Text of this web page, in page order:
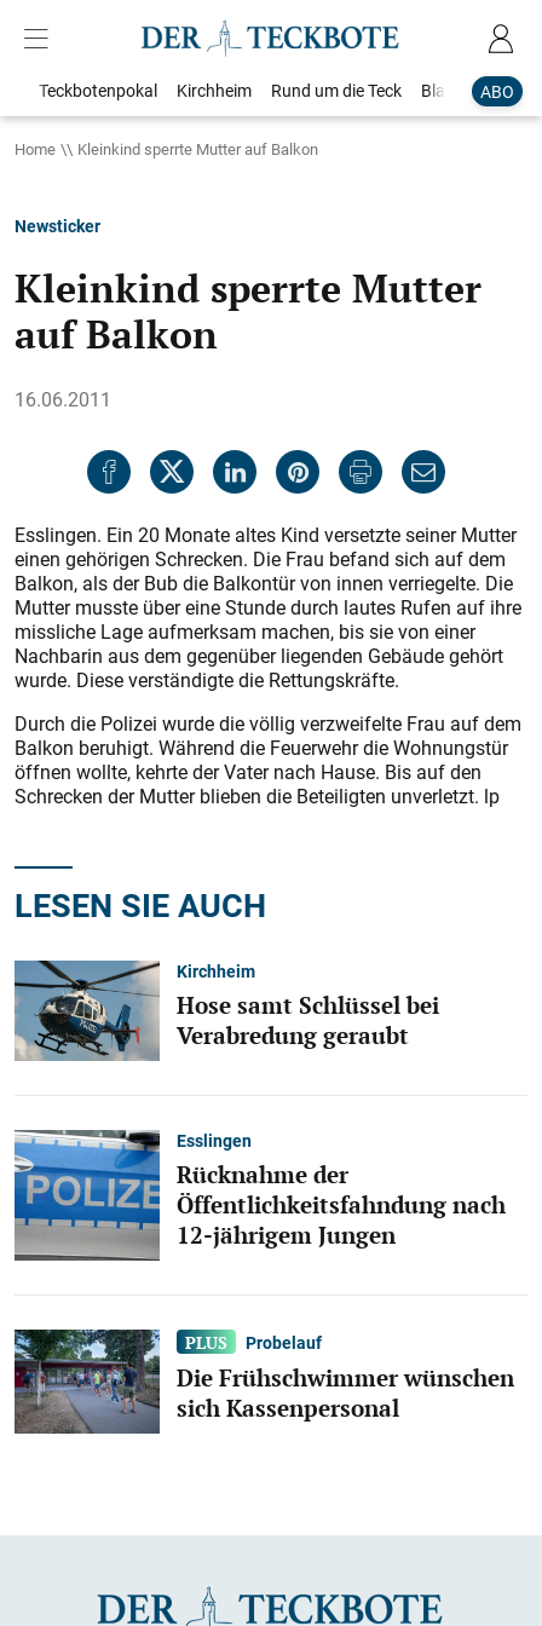
ABO
Teckbotenpokal Kirchheim Rund um die Teck Blaulicht
Home Kleinkind sperrte Mutter auf Balkon
Newsticker
Kleinkind sperrte Mutter
auf Balkon
16.06.2011
Esslingen. Ein 20 Monate altes Kind versetzte seiner Mutter
einen gehörigen Schrecken. Die Frau befand sich auf dem
Balkon, als der Bub die Balkontür von innen verriegelte. Die
Mutter musste über eine Stunde durch lautes Rufen auf ihre
missliche Lage aufmerksam machen, bis sie von einer
Nachbarin aus dem gegenüber liegenden Gebäude gehört
wurde. Diese verständigte die Rettungskräfte.
Durch die Polizei wurde die völlig verzweifelte Frau auf dem
Balkon beruhigt. Während die Feuerwehr die Wohnungstür
öffnen wollte, kehrte der Vater nach Hause. Bis auf den
Schrecken der Mutter blieben die Beteiligten unverletzt. lp
LESEN SIE AUCH
Kirchheim
Hose samt Schlüssel bei
Verabredung geraubt
Esslingen
Rücknahme der
Öffentlichkeitsfahndung nach
12-jährigem Jungen
Probelauf
Die Frühschwimmer wünschen
sich Kassenpersonal